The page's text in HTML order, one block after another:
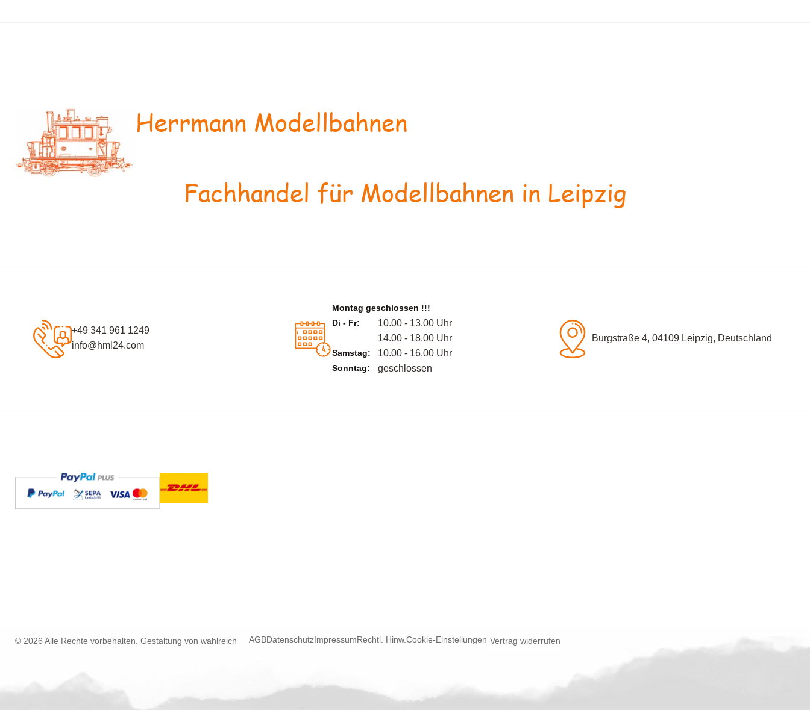
Herrmann Modellbahnen
Fachhandel für Modellbahnen in Leipzig
+49 341 961 1249
info@hml24.com
Montag geschlossen !!!
Di - Fr:
10.00 - 13.00 Uhr
14.00 - 18.00 Uhr
Samstag: 10.00 - 16.00 Uhr
Sonntag: geschlossen
Burgstraße 4, 04109 Leipzig, Deutschland
© 2026 Alle Rechte vorbehalten. Gestaltung von wahlreich AGBDatenschutzImpressumRechtl. Hinw.Cookie-Einstellungen Vertrag widerrufen